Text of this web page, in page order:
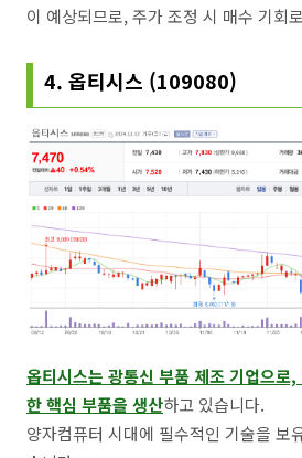
이 예상되므로, 주가 조정 시 매수 기회
4. 옵티시스 (109080)
옵티시스는 광통신 부품 제조 기업으로
한 핵심 부품을 생산하고 있습니다.
양자컴퓨터 시대에 필수적인 기술을 보